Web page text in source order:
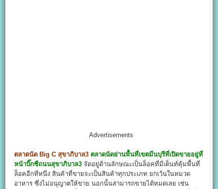
Advertisements
ตลาดนัด Big C สุขาภิบาล3 ตลาดนัดย่านพื้นที่เขตมีนบุรีที่เปิดขายอยู่ที่
หน้าบิ๊กซีถนนสุขาภิบาล3 จัดอยู่ด้านลักษณะเป็นล็อคที่มีเต็นท์คุ้มพื้นที่
ล็อคอีกทีหนึ่ง สินค้าที่ขายจะเป็นสินค้าทุกประเภท ยกเว้นในหมวด
อาหาร ซึ่งไม่อนุญาตให้ขาย นอกนั้นสามารถขายได้หมดเลย เช่น